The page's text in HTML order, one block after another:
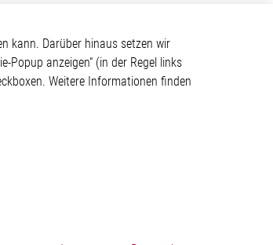
Semiconductor SE
18
kann. Darüber hinaus setzen wir
Popup anzeigen“ (in der Regel links
Weitere Informationen finden